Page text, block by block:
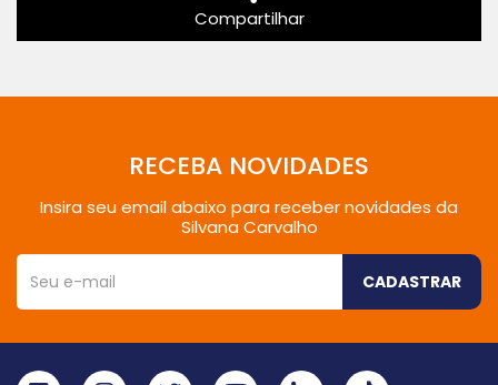
Compartilhar
RECEBA NOVIDADES
Insira seu email abaixo para receber novidades da
Silvana Carvalho
CADASTRAR